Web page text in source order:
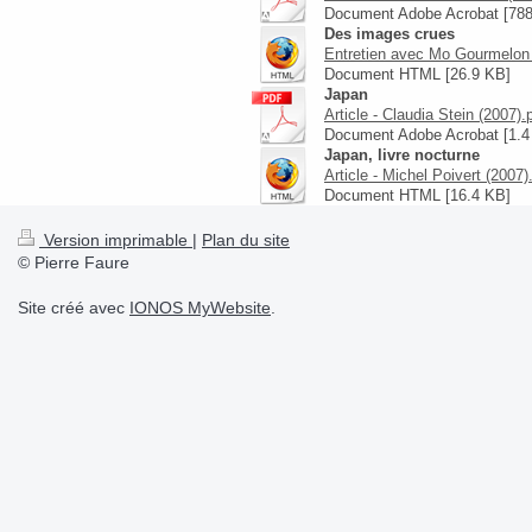
Document Adobe Acrobat
Des images crues
Entretien avec Mo Gourmelon
Document HTML [26.9 KB]
Japan
Article - Claudia Stein
Document Adobe Acrobat
Japan, livre nocturne
Article - Michel Poivert
Document HTML [16.4 KB]
Version imprimable | Plan du site
© Pierre Faure
Site créé avec IONOS MyWebsite